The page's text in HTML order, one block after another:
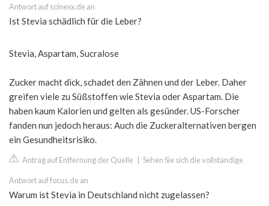
Antwort auf scinexx.de an
Ist Stevia schädlich für die Leber?
Stevia, Aspartam, Sucralose
Zucker macht dick, schadet den Zähnen und der Leber. Daher
greifen viele zu Süßstoffen wie Stevia oder Aspartam. Die
haben kaum Kalorien und gelten als gesünder. US-Forscher
fanden nun jedoch heraus: Auch die Zuckeralternativen bergen
ein Gesundheitsrisiko.
Antrag auf Entfernung der Quelle Sehen Sie sich die vollständige
Antwort auf focus.de an
Warum ist Stevia in Deutschland nicht zugelassen?